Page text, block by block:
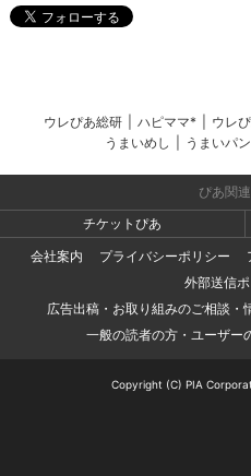
ウレぴあ総研 ハピママ* ウレ
うまいめし
うまいパン
ぴあ関
チケットぴあ
会社案内
プライバシーポリシー
外部送信
広告出稿・お取り組みのご相談・
一般の読者の方・ユーザー
Copyright (C) PIA